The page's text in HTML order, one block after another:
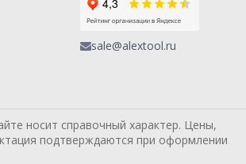
sale@alextool.ru
носит справочный характер. Цены,
подтверждаются при оформлении